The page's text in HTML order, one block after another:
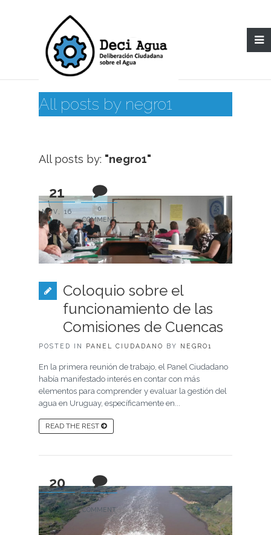
All posts by negro1
All posts by: "negro1"
Coloquio sobre el
funcionamiento de las
Comisiones de Cuencas
POSTED IN PANEL CIUDADANO BY NEGRO1
En la primera reunión de trabajo, el Panel Ciudadano
había manifestado interés en contar con más
elementos para comprender y evaluar la gestión del
agua en Uruguay, específicamente en...
READ THE REST
21
NOV, 16
0
COMMENT
20
NOV, 16
0
COMMENT